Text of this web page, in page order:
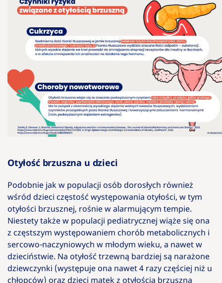
Otyłość brzuszna u dzieci
Podobnie jak w populacji osób dorosłych również
wśród dzieci częstość występowania otyłości, w tym
otyłości brzusznej, rośnie w alarmującym tempie.
Niestety także w populacji pediatrycznej wiąże się ona
z częstszym występowaniem chorób metabolicznych i
sercowo-naczyniowych w młodym wieku, a nawet w
dzieciństwie. Na otyłość trzewną bardziej są narażone
dziewczynki (występuje ona nawet 4 razy częściej niż u
chłopców) oraz dzieci matek z otyłością brzuszną